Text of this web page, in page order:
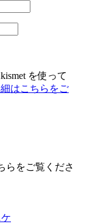
を使って
はこちらをご
らをご覧くださ